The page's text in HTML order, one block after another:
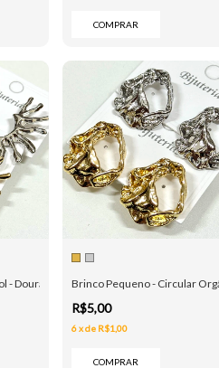
COMPRAR
- Dourado e PrataBrinco Pequeno - Circular
R$5,00
6 xde R$1,00
COMPRAR